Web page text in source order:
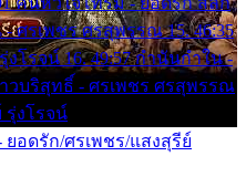
- ศรเพชร ศรสุพรรณ 15. 46:35
โรจน์ 16. 49:57 กำนันกำใน -
าวบริสุทธิ์ - ศรเพชร ศรสุพรรณ
รุ่งโรจน์
ยอดรัก/ศรเพชร/แสงสุรีย์